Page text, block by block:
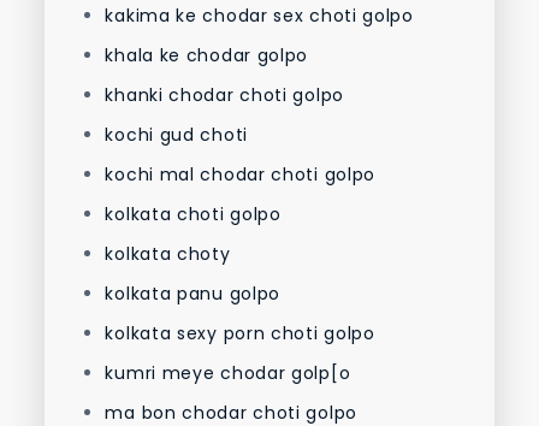
kakima ke chodar sex choti golpo
khala ke chodar golpo
khanki chodar choti golpo
kochi gud choti
kochi mal chodar choti golpo
kolkata choti golpo
kolkata choty
kolkata panu golpo
kolkata sexy porn choti golpo
kumri meye chodar golp[o
ma bon chodar choti golpo